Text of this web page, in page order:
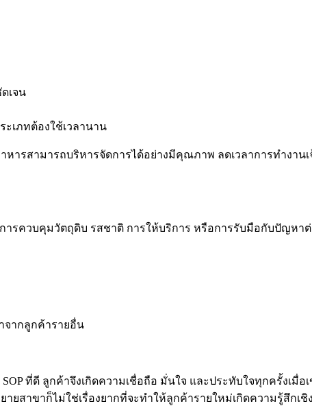
เจน
เภทต้องใช้เวลานาน
ารสามารถบริหารจัดการได้อย่างมีคุณภาพ ลดเวลาการทำงาน
รควบคุมวัตถุดิบ รสชาติ การให้บริการ หรือการรับมือกับปัญหา
ากลูกค้ารายอื่น
ที่ดี ลูกค้าจึงเกิดความเชื่อถือ มั่นใจ และประทับใจทุกครั้งเมื่
สาขาก็ไม่ใช่เรื่องยากที่จะทำให้ลูกค้ารายใหม่เกิดความรู้สึกเชิ